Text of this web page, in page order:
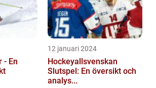
- En
12 januari 2024
Hockeyallsvenskan
Slutspel: En översikt och
analys...